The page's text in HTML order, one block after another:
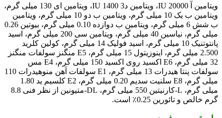
ویتامین آ 20000 IU، ویتامین د3 1400 IU، ویتامین ای 130 میلی گرم،
ویتامین ب یک 10 میلی گرم، ویتامین ب دو 10 میلی گرم، ویتامین
ب شش 6 میلی گرم، ویتامین ب دوازده 0.10 میلی گرم، بیوتین 0.26
میلی گرم، نیاسین 40 میلی گرم، ویتامین سی 200 میلی گرم، اسید
پانتوتنیک 10 میلی گرم، اسید فولیک 14 میلی گرم، کولین کلرید
2.500 میلی گرم، اینوزیتول 15 میلی گرم، E5 منگنز سولفات منگنز
32 میلی گرم، E6 اکسید روی اکسید 150 میلی گرم، E4 مس
سولفات پنتا هیدرات 13 میلی گرم، E1 سولفات آهن منوهیدرات 110
میلی گرم، E8 سلنیت سدیم 0.20 میلی گرم، E2 کلسیم ید 1.80
میلی گرم، L-کارنیتین 550 میلی گرم، DL-متیونین از نظر فنی 8.8
گرم خالص و تائورین 0.25٪ است.